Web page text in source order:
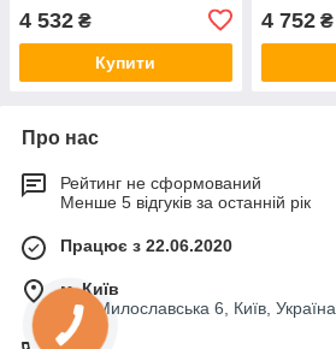
магазину
4 532 ₴
Купити
магазину
4 752₴
Про нас
Рейтинг не сформований
Менше 5 відгуків за останній рік
Працює з 22.06.2020
м. Київ
вул. Милославська 6, Київ, Україна